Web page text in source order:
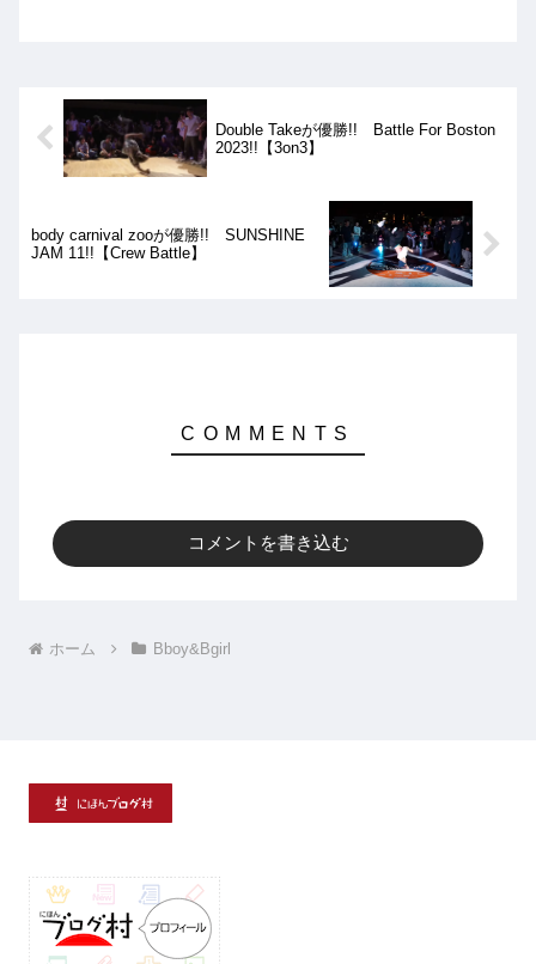
Double Takeが優勝!! Battle For Boston
2023!!【3on3】
body carnival zooが優勝!! SUNSHINE
JAM 11!!【Crew Battle】
コメントを書き込む
ホーム Bboy&Bgirl